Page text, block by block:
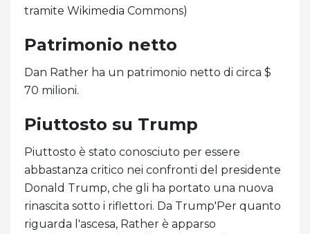
tramite Wikimedia Commons)
Patrimonio netto
Dan Rather ha un patrimonio netto di circa $
70 milioni.
Piuttosto su Trump
Piuttosto è stato conosciuto per essere
abbastanza critico nei confronti del presidente
Donald Trump, che gli ha portato una nuova
rinascita sotto i riflettori. Da Trump'Per quanto
riguarda l'ascesa, Rather è apparso